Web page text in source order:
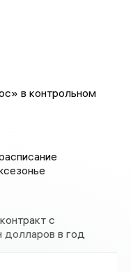
в контрольном
с
долларов в год